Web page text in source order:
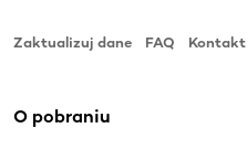
Zaktualizuj dane FAQ Kontakt
O pobraniu